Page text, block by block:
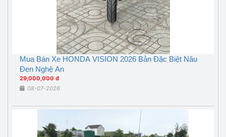
Mua Bán Xe HONDA VISION 2026 Bản Đặc Biệt Nâu
Đen Nghệ An
29,000,000 đ
08-07-2026